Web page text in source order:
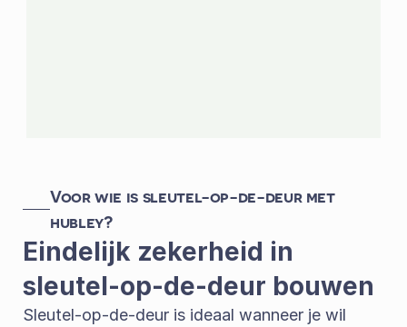
Voor wie is sleutel-op-de-deur met
hubley?
Eindelijk zekerheid in
sleutel-op-de-deur bouwen
Sleutel-op-de-deur is ideaal wanneer je wil